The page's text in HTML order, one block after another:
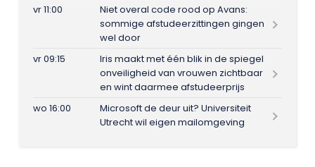
vr 11:00
Niet overal code rood op Avans:
sommige afstudeerzittingen gingen
wel door
vr 09:15
Iris maakt met één blik in de spiegel
onveiligheid van vrouwen zichtbaar
en wint daarmee afstudeerprijs
wo 16:00
Microsoft de deur uit? Universiteit
Utrecht wil eigen mailomgeving